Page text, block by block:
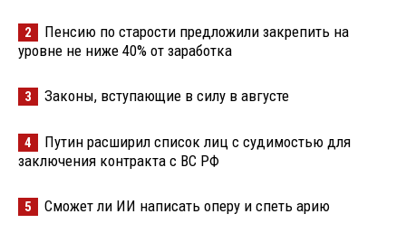
2
Пенсию по старости предложили закрепить на
уровне не ниже 40% от заработка
3 Законы, вступающие в силу в августе
4
Путин расширил список лиц с судимостью для
заключения контракта с ВС РФ
5 Сможет ли ИИ написать оперу и спеть арию